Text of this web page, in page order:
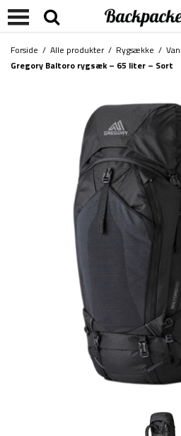
Forside / Alle produkter/ Rygsække /
Gregory Baltoro rygsæk – 65 liter – Sort